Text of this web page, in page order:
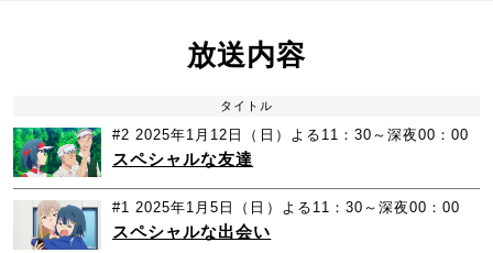
放送内容
タイトル
#2 2025年1月12日（日）よる11：30～深夜00：00
スペシャルな友達
#1 2025年1月5日（日）よる11：30～深夜00：00
スペシャルな出会い